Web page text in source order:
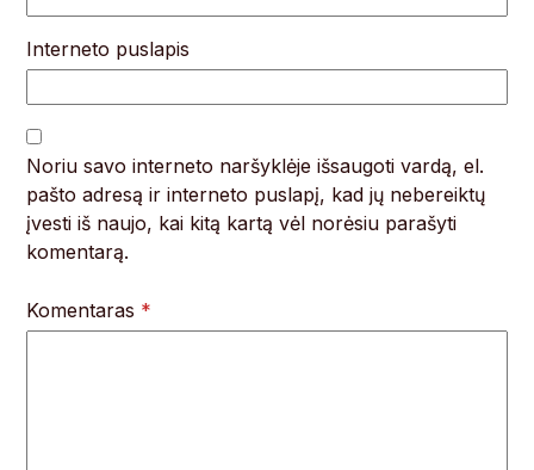
Interneto puslapis
Noriu savo interneto naršyklėje išsaugoti vardą, el.
pašto adresą ir interneto puslapį, kad jų nebereiktų
įvesti iš naujo, kai kitą kartą vėl norėsiu parašyti
komentarą.
Komentaras *